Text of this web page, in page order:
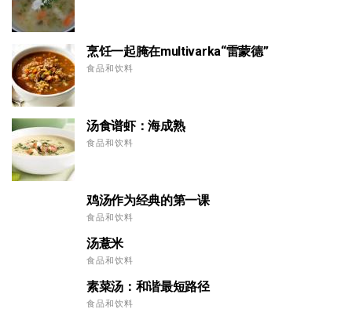
烹饪一起腌在multivarka“雷蒙德”
食品和饮料
汤食谱虾：海成熟
食品和饮料
鸡汤作为经典的第一课
食品和饮料
汤薏米
食品和饮料
素菜汤：和谐最短路径
食品和饮料